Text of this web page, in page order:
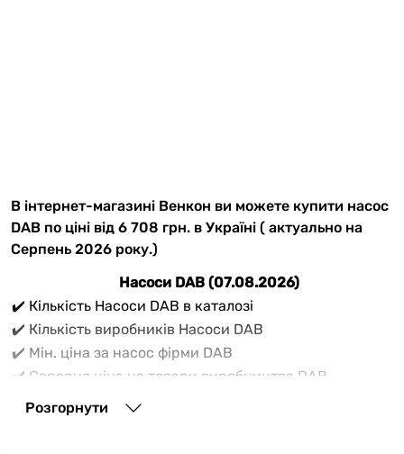
В інтернет-магазині Венкон ви можете купити насос
DAB по ціні від 6 708 грн. в Україні ( актуально на
Серпень 2026 року.)
Насоси DAB (07.08.2026)
✔️ Кількість Насоси DAB в каталозі
✔️ Кількість виробників Насоси DAB
✔️ Мін. ціна за насос фірми DAB
✔️ Середня ціна на товари виробництва DAB
✔️ Максимальна ціна на товари виробника DAB
Розгорнути